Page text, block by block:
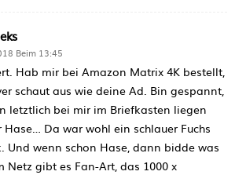
Beim 13:45
Hab mir bei Amazon Matrix 4K bestellt,
schaut aus wie deine Ad. Bin gespannt,
letztlich bei mir im Briefkasten liegen
Hase… Da war wohl ein schlauer Fuchs
Und wenn schon Hase, dann bidde was
Netz gibt es Fan-Art, das 1000 x